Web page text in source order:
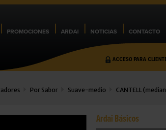
PROMOCIONES ARDAI NOTICIAS CONTACTO
ACCESO PARA
Por Sabor Suave-medio CANTELL
Ardai Básicos